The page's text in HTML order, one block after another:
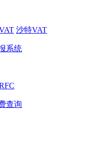
沙特VAT
系统
查询